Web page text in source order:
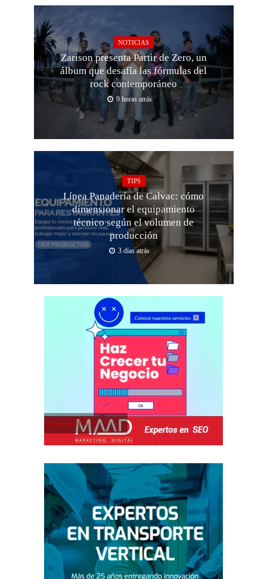
NOTICIAS
Zarison presenta Partir de Zero, un
álbum que desafía las fórmulas del
rock contemporáneo
9 horas atrás
TIPS
Línea Panadería de Calvac: cómo
dimensionar el equipamiento
técnico según el volumen de
producción
3 días atrás
Agencia SEO